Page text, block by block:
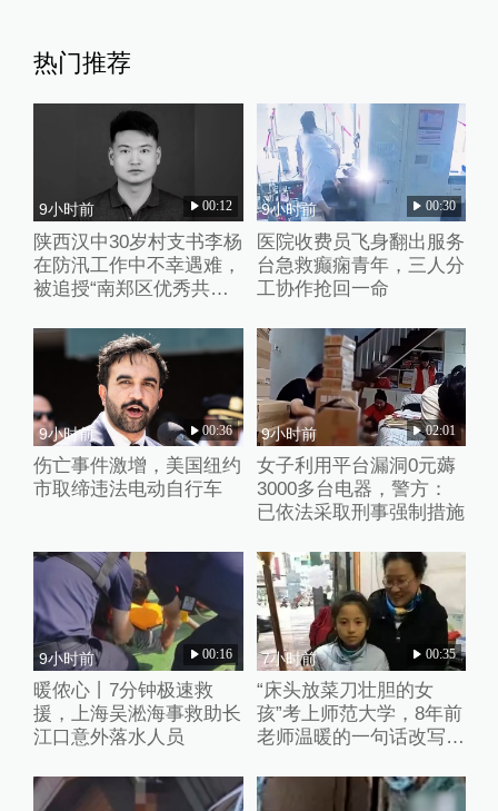
热门推荐
9小时前 00:12
陕西汉中30岁村支书李杨
在防汛工作中不幸遇难，
被追授“南郑区优秀共产
9小时前 00:30
医院收费员飞身翻出服务
台急救癫痫青年，三人分
工协作抢回一命
9小时前 00:36
伤亡事件激增，美国纽约
市取缔违法电动自行车
9小时前 02:01
女子利用平台漏洞0元薅
3000多台电器，警方：
已依法采取刑事强制措施
9小时前 00:16
暖侬心丨7分钟极速救
援，上海吴淞海事救助长
江口意外落水人员
7小时前 00:35
“床头放菜刀壮胆的女
孩”考上师范大学，8年前
老师温暖的一句话改写了